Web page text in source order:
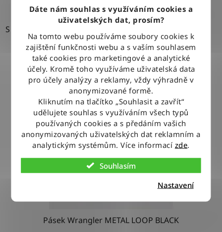
Dáte nám souhlas s využíváním cookies a
uživatelských dat, prosím?
Na tomto webu používáme soubory cookies k
zajištění funkčnosti webu a s vaším souhlasem
také cookies pro marketingové a analytické
účely. Kromě toho využíváme uživatelská data
pro účely analýzy a reklamy, vždy výhradně v
anonymizované formě.
Kliknutím na tlačítko „Souhlasit a zavřít“
udělujete souhlas s využíváním všech typů
používaných cookies a s předáním vašich
anonymizovaných uživatelských dat reklamním a
analytickým systémům. Více informací zde.
Souhlasím
Nastavení
S
Pásek Wrangler METAL LOOP BLACK